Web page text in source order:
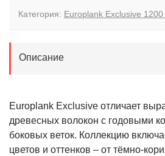
Категория: Europlank Exclusive
Описание
Europlank Exclusive отличает
древесных волокон с годовыми
боковых веток. Коллекцию
цветов и оттенков – от тёмно-